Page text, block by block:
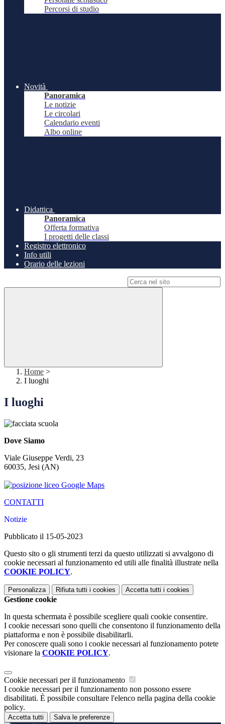
Percorsi di studio
Novità
Panoramica
Le notizie
Le circolari
Calendario eventi
Albo online
Didattica
Panoramica
Offerta formativa
I progetti delle classi
Registro elettronico
Info utili
Orario delle lezioni
Home >
I luoghi
I luoghi
Dove Siamo
Viale Giuseppe Verdi, 23
60035, Jesi (AN)
CONTATTI
Notizie
Pubblicato il 15-05-2023
Questo sito o gli strumenti terzi da questo utilizzati si avvalgono di
cookie necessari al funzionamento ed utili alle finalità illustrate nella
COOKIE POLICY.
Personalizza Rifiuta tutti i cookies Accetta tutti i cookies
Gestione cookie
In questa schermata è possibile scegliere quali cookie consentire.
I cookie necessari sono quelli che consentono il funzionamento della
piattaforma e non è possibile disabilitarli.
Per conoscere quali sono i cookie necessari al funzionamento potete
visionare la COOKIE POLICY.
Cookie necessari per il funzionamento
I cookie necessari per il funzionamento non possono essere
disabilitati. È possibile consultare l'elenco nella pagina della cookie
policy.
Accetta tutti Salva le preferenze